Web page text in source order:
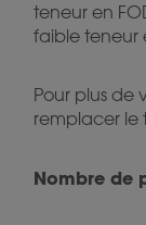
teneur en
faible teneur
Pour plus de
remplacer le
Nombre de